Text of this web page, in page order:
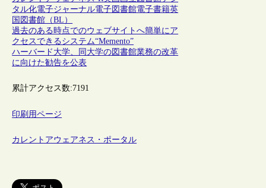
タル化電子ジャーナル電子図書館電子書籍英
国図書館（BL）
過去のある時点でのウェブサイトへ簡単にア
クセスできるシステム“Memento”
ハーバード大学、同大学の図書館業務の改革
に向けた勧告を公表
累計アクセス数:7191
印刷用ページ
カレントアウェアネス・ポータル